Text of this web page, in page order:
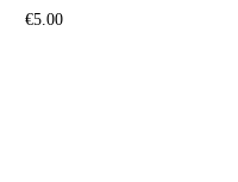
€5.00